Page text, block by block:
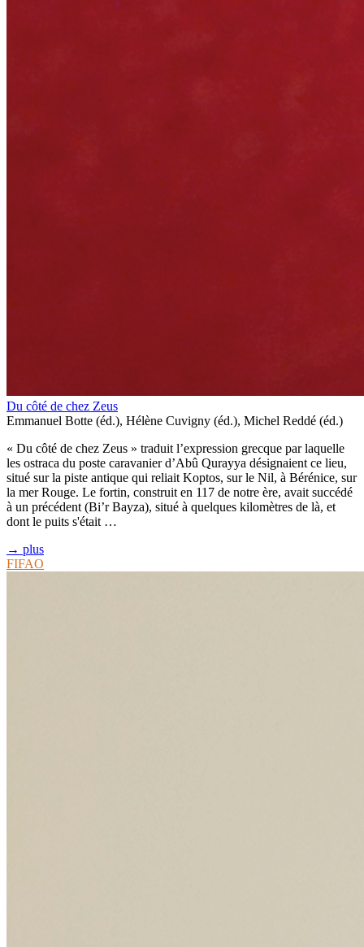
Du côté de chez Zeus
Emmanuel Botte (éd.), Hélène Cuvigny (éd.), Michel Reddé (éd.)
« Du côté de chez Zeus » traduit l’expression grecque par laquelle
les ostraca du poste caravanier d’Abû Qurayya désignaient ce lieu,
situé sur la piste antique qui reliait Koptos, sur le Nil, à Bérénice, sur
la mer Rouge. Le fortin, construit en 117 de notre ère, avait succédé
à un précédent (Bi’r Bayza), situé à quelques kilomètres de là, et
dont le puits s'était …
→ plus
FIFAO